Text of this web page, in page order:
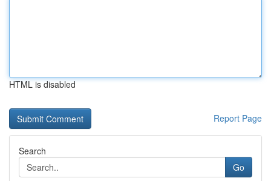
HTML is disabled
Report Page
Search
Go